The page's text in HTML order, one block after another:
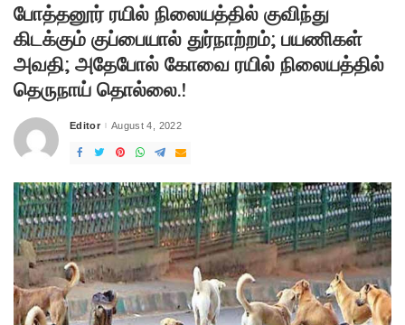
போத்தனூர் ரயில் நிலையத்தில் குவிந்து
கிடக்கும் குப்பையால் துர்நாற்றம்; பயணிகள்
அவதி; அதேபோல் கோவை ரயில் நிலையத்தில்
தெருநாய் தொல்லை.!
Posted
Editor August 4, 2022